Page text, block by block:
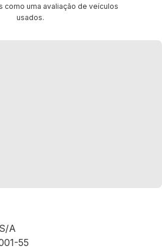
como uma avaliação de veículos
usados.
A
55